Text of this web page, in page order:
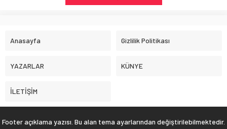
Anasayfa Gizlilik Politikası
YAZARLAR KÜNYE
İLETİŞİM
Footer açıklama yazısı. Bu alan tema ayarlarından değiştirilebilmektedir.